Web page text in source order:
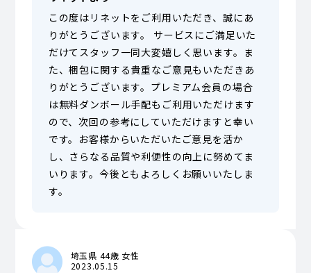
この度はリネットをご利用いただき、誠にあ
りがとうございます。 サービスにご満足いた
だけてスタッフ一同大変嬉しく思います。ま
た、梱包に関する貴重なご意見もいただきあ
りがとうございます。プレミアム会員の場合
は無料ダンボール手配もご利用いただけます
ので、次回の参考にしていただけますと幸い
です。お客様からいただいたご意見を活か
し、さらなる品質や利便性の向上に努めてま
いります。今後ともよろしくお願いいたしま
す。
埼玉県 44歳 女性
2023.05.15